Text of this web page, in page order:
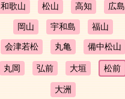
和歌山 松山 高知 広島
岡山 宇和島 福山
会津若松 丸亀 備中松山
丸岡 弘前 大垣 松前
大洲